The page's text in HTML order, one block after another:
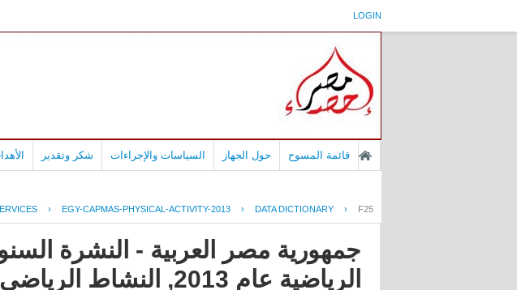
LOGIN
قائمة المسوح حول الجهاز السياسات والإجراءات شكر وتقدير
› EGY-CAPMAS-PHYSICAL-ACTIVITY-2013 › DATA DICTIONARY › F25
جمهورية مصر العربية - النشرة
الرياضية عام 2013, النشاط الرياضى